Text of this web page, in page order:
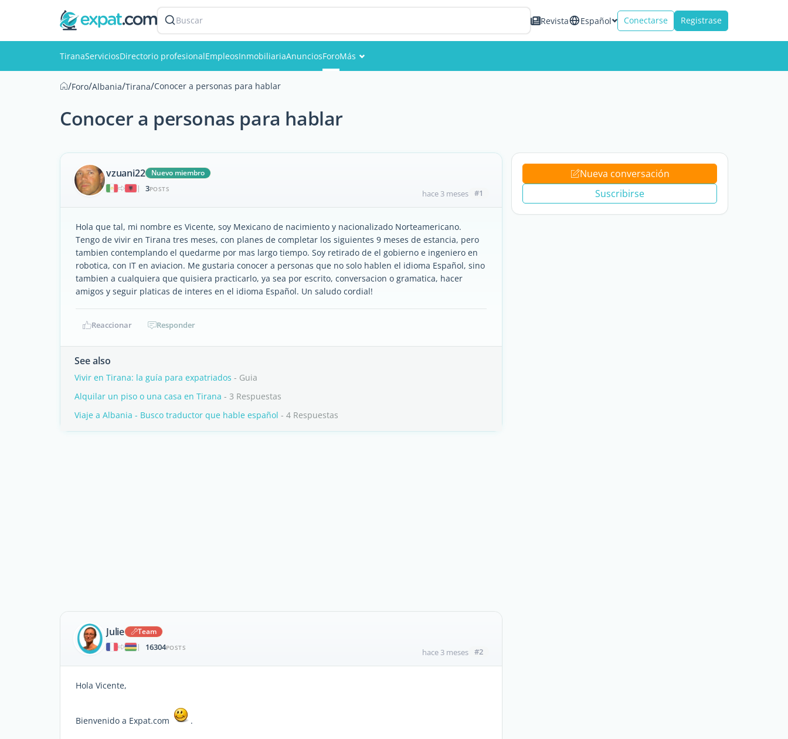
Buscar Revista Español Conectarse Registrase
TiranaServiciosDirectorio profesionalEmpleosInmobiliariaAnunciosForoMás
/Foro/Albania/Tirana/Conocer a personas para hablar
Conocer a personas para hablar
vzuani22
Nuevo miembro
|
3POSTS hace 3 meses #1
Hola que tal, mi nombre es Vicente, soy Mexicano de nacimiento y nacionalizado Norteamericano.
Tengo de vivir en Tirana tres meses, con planes de completar los siguientes 9 meses de estancia, pero
tambien contemplando el quedarme por mas largo tiempo. Soy retirado de el gobierno e ingeniero en
robotica, con IT en aviacion. Me gustaria conocer a personas que no solo hablen el idioma Español, sino
tambien a cualquiera que quisiera practicarlo, ya sea por escrito, conversacion o gramatica, hacer
amigos y seguir platicas de interes en el idioma Español. Un saludo cordial!
Reaccionar Responder
See also
Vivir en Tirana: la guía para expatriados - Guia
Alquilar un piso o una casa en Tirana - 3 Respuestas
Viaje a Albania - Busco traductor que hable español - 4 Respuestas
Julie
Team
|
16304POSTS hace 3 meses #2
Hola Vicente,
Bienvenido a Expat.com .
Nueva conversación
Suscribirse